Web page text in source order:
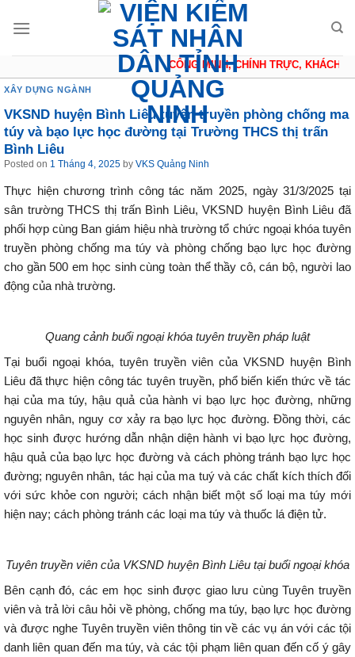
CÔNG MINH, CHÍNH TRỰC, KHÁCH
XÂY DỰNG NGÀNH
VKSND huyện Bình Liêu tuyên truyền phòng chống ma
túy và bạo lực học đường tại Trường THCS thị trấn
Bình Liêu
Posted on 1 Tháng 4, 2025 by VKS Quảng Ninh
Thực hiện chương trình công tác năm 2025, ngày 31/3/2025 tại
sân trường THCS thị trấn Bình Liêu, VKSND huyện Bình Liêu đã
phối hợp cùng Ban giám hiệu nhà trường tổ chức ngoại khóa tuyên
truyền phòng chống ma túy và phòng chống bạo lực học đường
cho gần 500 em học sinh cùng toàn thể thầy cô, cán bộ, người lao
động của nhà trường.
Quang cảnh buổi ngoại khóa tuyên truyền pháp luật
Tại buổi ngoại khóa, tuyên truyền viên của VKSND huyện Bình
Liêu đã thực hiện công tác tuyên truyền, phổ biến kiến thức về tác
hại của ma túy, hậu quả của hành vi bạo lực học đường, những
nguyên nhân, nguy cơ xảy ra bạo lực học đường. Đồng thời, các
học sinh được hướng dẫn nhận diện hành vi bạo lực học đường,
hậu quả của bạo lực học đường và cách phòng tránh bạo lực học
đường; nguyên nhân, tác hại của ma tuý và các chất kích thích đối
với sức khỏe con người; cách nhận biết một số loại ma túy mới
hiện nay; cách phòng tránh các loại ma túy và thuốc lá điện tử.
Tuyên truyền viên của VKSND huyện Bình Liêu tại buổi ngoại khóa
Bên cạnh đó, các em học sinh được giao lưu cùng Tuyên truyền
viên và trả lời câu hỏi về phòng, chống ma túy, bạo lực học đường
và được nghe Tuyên truyền viên thông tin về các vụ án với các tội
danh liên quan đến ma túy, và các tội phạm liên quan đến cố ý gây